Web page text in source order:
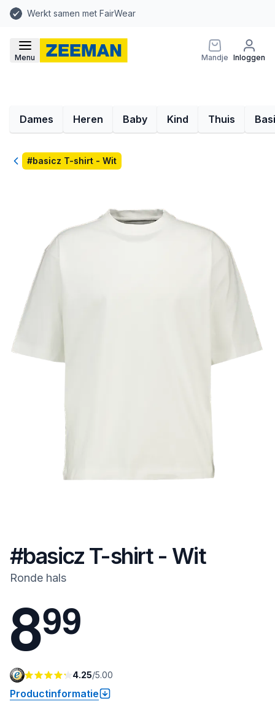
Werkt samen met FairWear
Menu Mandje Inloggen
Dames Heren Baby Kind Thuis
Terug#basicz T-shirt - Wit
#basicz T-shirt - Wit
Ronde hals
899
4.25/5.00
Productinformatie